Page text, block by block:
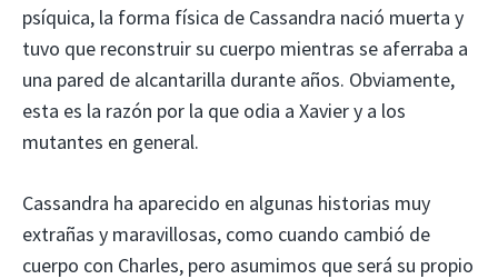
psíquica, la forma física de Cassandra nació muerta y
tuvo que reconstruir su cuerpo mientras se aferraba a
una pared de alcantarilla durante años. Obviamente,
esta es la razón por la que odia a Xavier y a los
mutantes en general.
Cassandra ha aparecido en algunas historias muy
extrañas y maravillosas, como cuando cambió de
cuerpo con Charles, pero asumimos que será su propio